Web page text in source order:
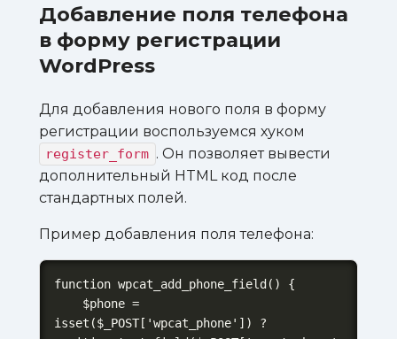
Добавление поля телефона
в форму регистрации
WordPress
Для добавления нового поля в форму
регистрации воспользуемся хуком
register_form . Он позволяет вывести
дополнительный HTML код после
стандартных полей.
Пример добавления поля телефона:
function wpcat_add_phone_field() {
isset($_POST['wpcat_phone']) ?